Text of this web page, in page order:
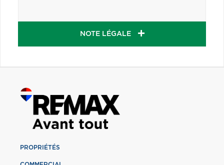
NOTE LÉGALE
PROPRIÉTÉS